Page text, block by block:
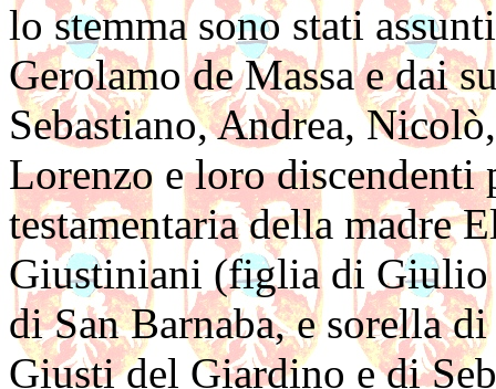
lo stemma sono stati
Gerolamo de Massa e dai
Sebastiano, Andrea,
Lorenzo e loro discendenti
testamentaria della madre
Giustiniani (figlia di Giulio
di San Barnaba, e sorella
Giusti del Giardino e di